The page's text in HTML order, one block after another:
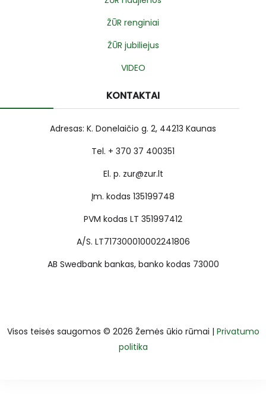
ŽŪR renginiai
ŽŪR jubiliejus
VIDEO
KONTAKTAI
Adresas: K. Donelaičio g. 2, 44213 Kaunas
Tel. + 370 37 400351
El. p. zur@zur.lt
Įm. kodas 135199748
PVM kodas LT 351997412
A/S. LT717300010002241806
AB Swedbank bankas, banko kodas 73000
Visos teisės saugomos © 2026 Žemės ūkio rūmai | Privatumo
politika